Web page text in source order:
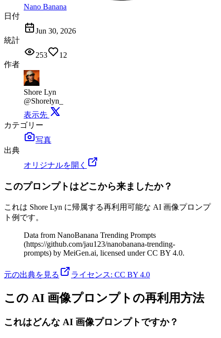
Nano Banana
日付
Jun 30, 2026
統計
253
12
作者
Shore Lyn
@Shorelyn_
表示先
カテゴリー
写真
出典
オリジナルを開く
このプロンプトはどこから来ましたか？
これは Shore Lyn に帰属する再利用可能な AI 画像プロンプ
ト例です。
Data from NanoBanana Trending Prompts
(https://github.com/jau123/nanobanana-trending-
prompts) by MeiGen.ai, licensed under CC BY 4.0.
元の出典を見る ライセンス: CC BY 4.0
この AI 画像プロンプトの再利用方法
これはどんな AI 画像プロンプトですか？